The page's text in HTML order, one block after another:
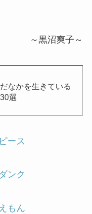
～黒沼爽子～
なかを生きている
選
ース
ンク
もん